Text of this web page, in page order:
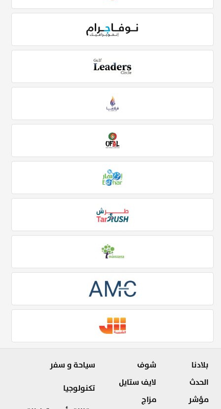
بلادنا
الحدث
مؤشر
شوف
لايف ستايل
مزاج
سياحة و سفر
تكنولوجيا